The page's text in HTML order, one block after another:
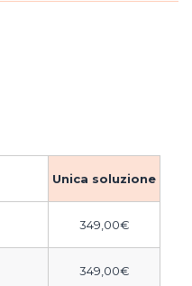
Unica soluzione
349,00€
349,00€